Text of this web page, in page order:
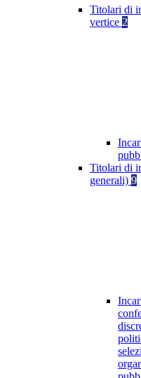
Titolari di
vertice 2
Titolari di
generali) 9